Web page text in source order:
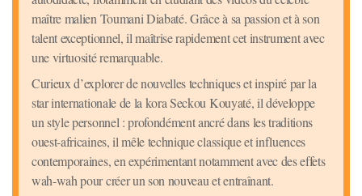
maître malien Toumani Diabaté. Grâce à sa passion et à son
talent exceptionnel, il maîtrise rapidement cet instrument avec
une virtuosité remarquable.
Curieux d’explorer de nouvelles techniques et inspiré par la
star internationale de la kora Seckou Kouyaté, il développe
un style personnel : profondément ancré dans les traditions
ouest-africaines, il mêle technique classique et influences
contemporaines, en expérimentant notamment avec des effets
wah-wah pour créer un son nouveau et entraînant.